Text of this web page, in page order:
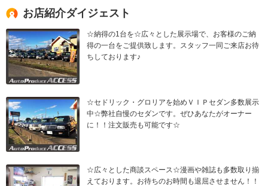
お店紹介ダイジェスト
☆納得の1台を☆広々とした展示場で、お客様のご納
得の一台をご提供致します。スタッフ一同ご来店お待
ちしております♪
☆セドリック・グロリアを始めＶＩＰセダン多数展示
中☆弊社自慢のセダンです。ぜひあなたがオーナー
に！！注文販売も可能です☆
☆広々とした商談スペース☆漫画や雑誌も多数取り揃
えております。お待ちのお時間も退屈させません！！